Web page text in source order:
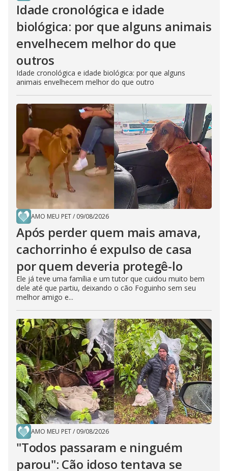
Idade cronológica e idade
biológica: por que alguns animais
envelhecem melhor do que
outros
Idade cronológica e idade biológica: por que alguns
animais envelhecem melhor do que outro
AMO MEU PET/ 09/08/2026
Após perder quem mais amava,
cachorrinho é expulso de casa
por quem deveria protegê-lo
Ele já teve uma família e um tutor que cuidou muito bem
dele até que partiu, deixando o cão Foguinho sem seu
melhor amigo e...
AMO MEU PET/ 09/08/2026
"Todos passaram e ninguém
parou": Cão idoso tentava se